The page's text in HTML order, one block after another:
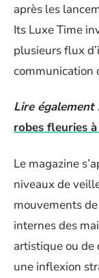
après les
Its Luxe Time
plusieurs flux
communication
Lire également
robes fleuries
Le magazine
niveaux de
mouvements
internes des
artistique ou de
une inflexion